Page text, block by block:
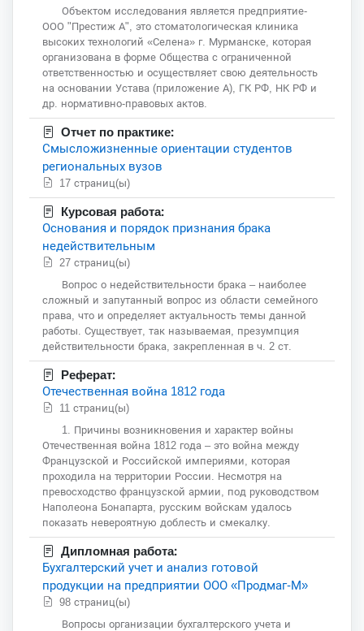
Объектом исследования является предприятие-
ООО "Престиж А", это стоматологическая клиника
высоких технологий «Селена» г. Мурманске, которая
организована в форме Общества с ограниченной
ответственностью и осуществляет свою деятельность
на основании Устава (приложение А), ГК РФ, НК РФ и
др. нормативно-правовых актов.
Отчет по практике:
Смысложизненные ориентации студентов
региональных вузов
17 страниц(ы)
Курсовая работа:
Основания и порядок признания брака
недействительным
27 страниц(ы)
Вопрос о недействительности брака – наиболее
сложный и запутанный вопрос из области семейного
права, что и определяет актуальность темы данной
работы. Существует, так называемая, презумпция
действительности брака, закрепленная в ч. 2 ст.
Реферат:
Отечественная война 1812 года
11 страниц(ы)
1. Причины возникновения и характер войны
Отечественная война 1812 года – это война между
Французской и Российской империями, которая
проходила на территории России. Несмотря на
превосходство французской армии, под руководством
Наполеона Бонапарта, русским войскам удалось
показать невероятную доблесть и смекалку.
Дипломная работа:
Бухгалтерский учет и анализ готовой
продукции на предприятии ООО «Продмаг-М»
98 страниц(ы)
Вопросы организации бухгалтерского учета и